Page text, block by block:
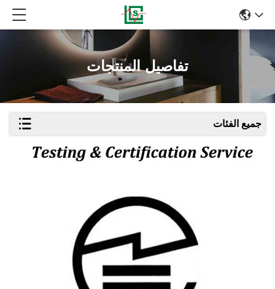
تفاصيل المنتجات
جميع الفئات